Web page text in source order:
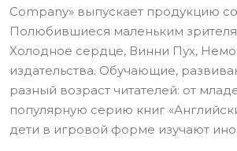
Company» выпускает продукцию
Полюбившиеся маленьким
Холодное сердце, Винни Пух,
издательства. Обучающие,
разный возраст читателей: от
популярную серию книг
дети в игровой форме изучают